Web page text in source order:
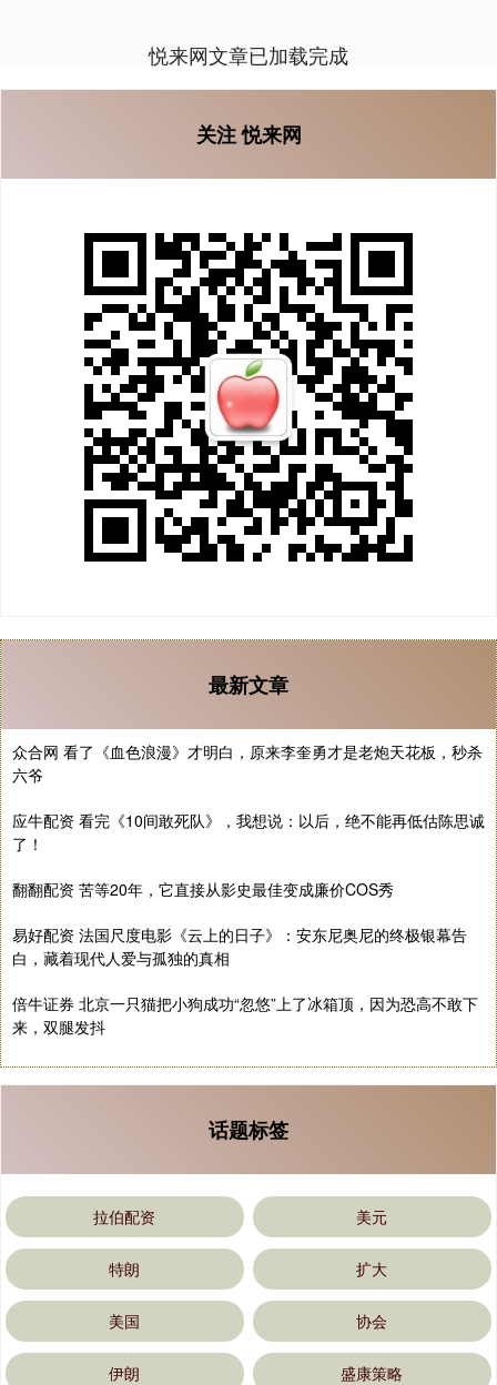
悦来网文章已加载完成
关注 悦来网
最新文章
众合网 看了《血色浪漫》才明白，原来李奎勇才是老炮天花板，秒杀
六爷
应牛配资 看完《10间敢死队》，我想说：以后，绝不能再低估陈思诚
了！
翻翻配资 苦等20年，它直接从影史最佳变成廉价COS秀
易好配资 法国尺度电影《云上的日子》：安东尼奥尼的终极银幕告
白，藏着现代人爱与孤独的真相
倍牛证券 北京一只猫把小狗成功“忽悠”上了冰箱顶，因为恐高不敢下
来，双腿发抖
话题标签
拉伯配资 美元
特朗 扩大
美国 协会
伊朗 盛康策略